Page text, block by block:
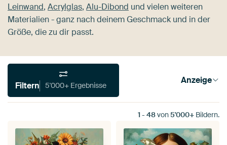
Leinwand, Acrylglas, Alu-Dibond und vielen weiteren
Materialien - ganz nach deinem Geschmack und in der
Größe, die zu dir passt.
Filtern 5'000+ Ergebnisse Anzeige
1 - 48von5'000+ Bildern.